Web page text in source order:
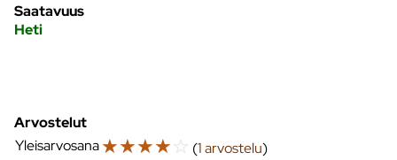
Saatavuus
Heti
Arvostelut
Yleisarvosana☆☆☆☆☆ (1 arvostelu)